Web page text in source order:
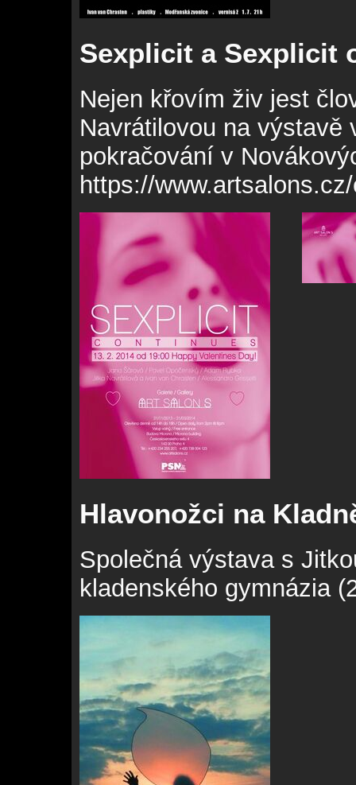
Sexplicit a Sexplicit
Nejen křovím živ jest
Navrátilovou na výstavě
pokračování v
https://
Hlavonožci na
Společná výstava s
kladenského gymnázia